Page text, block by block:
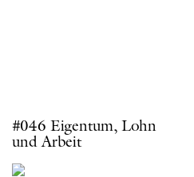
#046 Eigentum, Lohn
und Arbeit